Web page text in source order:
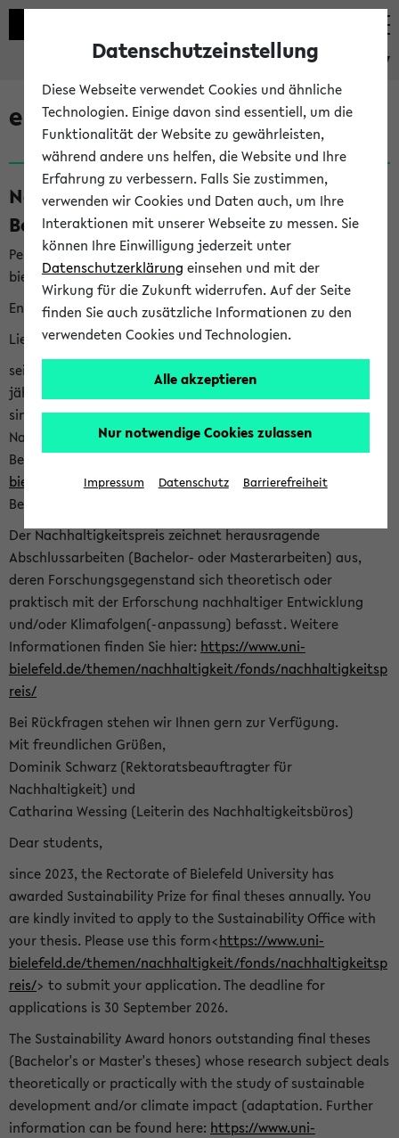
eKVV
eKVV News
Nachhaltigkeitspreis 2026:
Bewerbungsphase gestartet (06.08.26)
Per E-Mail eingestellt von nachhaltigkeitsbuero@uni-
bielefeld.de an den Verteiler 'Alle Studierenden':
English version below
Liebe Studierende,
seit 2023 verleiht das Rektorat der Universität Bielefeld
jährlich den Nachhaltigkeitspreis für Abschlussarbeiten. Sie
sind herzlich eingeladen sich mit Ihrer Abschlussarbeit beim
Nachhaltigkeitsbüro zu bewerben. Bitte nutzen Sie für Ihre
Bewerbung dieses Formular<https://formulare.uni-
bielefeld.de/frontend-server/form/provide/913/>. Die
Bewerbungsfrist endet am 30.09.2026.
Der Nachhaltigkeitspreis zeichnet herausragende
Abschlussarbeiten (Bachelor- oder Masterarbeiten) aus,
deren Forschungsgegenstand sich theoretisch oder
praktisch mit der Erforschung nachhaltiger Entwicklung
und/oder Klimafolgen(-anpassung) befasst. Weitere
Informationen finden Sie hier: https://www.uni-
bielefeld.de/themen/nachhaltigkeit/fonds/nachhaltigkeitsp
reis/
Bei Rückfragen stehen wir Ihnen gern zur Verfügung.
Mit freundlichen Grüßen,
Dominik Schwarz (Rektoratsbeauftragter für
Nachhaltigkeit) und
Catharina Wessing (Leiterin des Nachhaltigkeitsbüros)
Dear students,
since 2023, the Rectorate of Bielefeld University has
awarded Sustainability Prize for final theses annually. You
are kindly invited to apply to the Sustainability Office with
your thesis. Please use this form<https://www.uni-
bielefeld.de/themen/nachhaltigkeit/fonds/nachhaltigkeitsp
reis/> to submit your application. The deadline for
applications is 30 September 2026.
The Sustainability Award honors outstanding final theses
(Bachelor's or Master's theses) whose research subject deals
theoretically or practically with the study of sustainable
development and/or climate impact (adaptation. Further
information can be found here: https://www.uni-
Datenschutzeinstellung
Diese Webseite verwendet Cookies und ähnliche
Technologien. Einige davon sind essentiell, um die
Funktionalität der Website zu gewährleisten,
während andere uns helfen, die Website und Ihre
Erfahrung zu verbessern. Falls Sie zustimmen,
verwenden wir Cookies und Daten auch, um Ihre
Interaktionen mit unserer Webseite zu messen. Sie
können Ihre Einwilligung jederzeit unter
Datenschutzerklärung einsehen und mit der
Wirkung für die Zukunft widerrufen. Auf der Seite
finden Sie auch zusätzliche Informationen zu den
verwendeten Cookies und Technologien.
Alle akzeptieren
Nur notwendige Cookies zulassen
Impressum Datenschutz Barrierefreiheit